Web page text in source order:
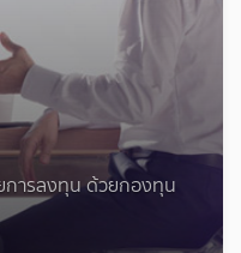
การลงทุน ด้วยกองทุน